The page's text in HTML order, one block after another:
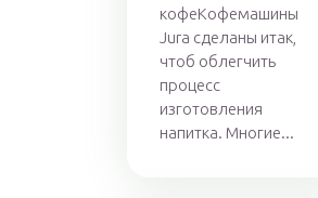
кофеКофемашины
Jura сделаны итак,
чтоб облегчить
процесс
изготовления
напитка. Многие...